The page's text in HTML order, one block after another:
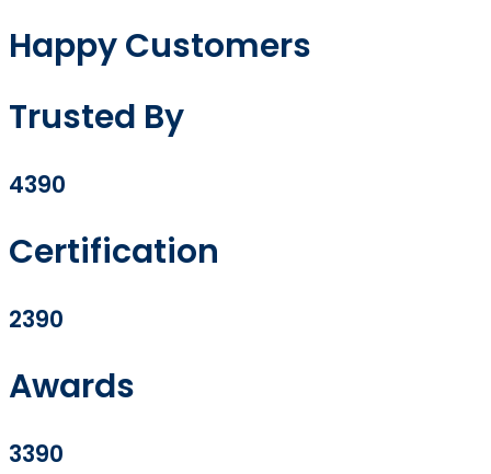
Happy Customers
Trusted By
4390
Certification
2390
Awards
3390